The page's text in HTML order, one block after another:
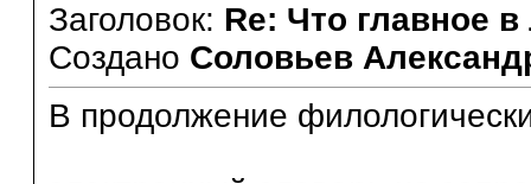
Заголовок: Re: Что главное в
Создано Соловьев
В продолжение